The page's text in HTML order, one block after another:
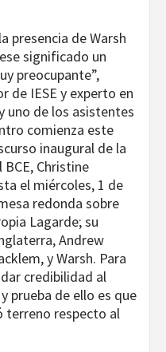
presencia de Warsh
significado un
preocupante”,
de IESE y experto en
uno de los asistentes
comienza este
inaugural de la
Christine
el miércoles, 1 de
redonda sobre
Lagarde; su
Andrew
y Warsh. Para
credibilidad al
prueba de ello es que
terreno respecto al